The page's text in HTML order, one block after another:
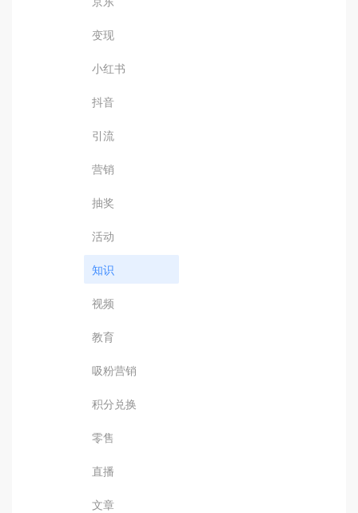
变现
小红书
抖音
引流
营销
抽奖
活动
知识
视频
教育
吸粉营销
积分兑换
零售
直播
文章